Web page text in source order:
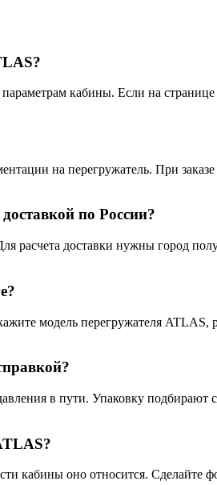
кабины. Если на
на перегружатель. При
по России?
расчета доставки нужны город
модель перегружателя
в пути. Упаковку
кабины оно относится. Сделайте